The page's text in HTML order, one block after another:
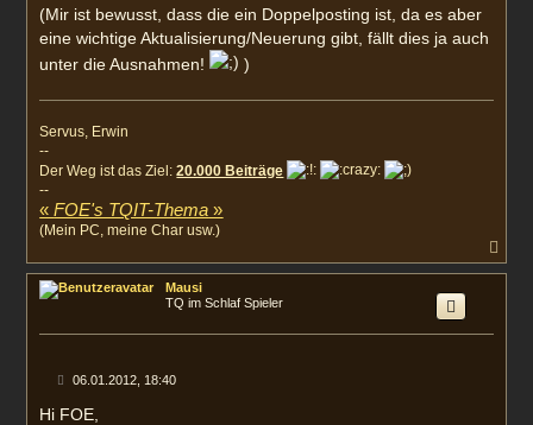
(Mir ist bewusst, dass die ein Doppelposting ist, da es aber
eine wichtige Aktualisierung/Neuerung gibt, fällt dies ja auch
unter die Ausnahmen!
)
Servus, Erwin
--
Der Weg ist das Ziel:20.000 Beiträge
--
«FOE's TQIT-Thema »
(Mein PC, meine Char usw.)
a
Mausi
TQ im Schlaf Spieler
B
i
06.01.2012, 18:40
Hi FOE,